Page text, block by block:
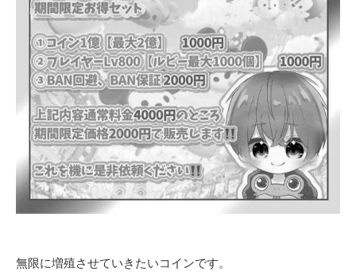
無限に増殖させていきたいコインです。